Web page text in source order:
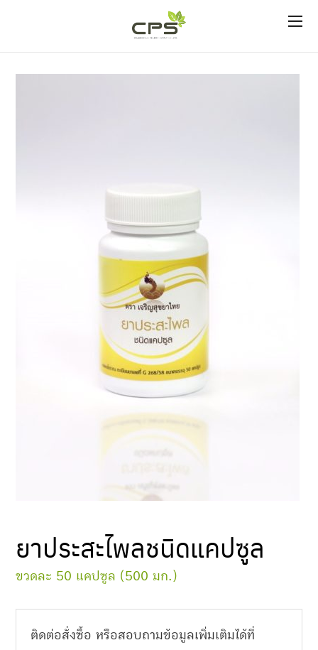
ยาประสะไพลชนิดแคปซูล
ขวดละ 50 แคปซูล (500 มก.)
ติดต่อสั่งซื้อ หรือสอบถามข้อมูลเพิ่มเติมได้ที่